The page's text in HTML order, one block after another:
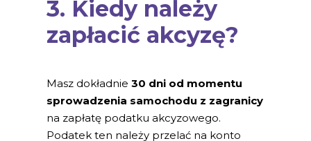
3. Kiedy należy
zapłacić akcyzę?
Masz dokładnie 30 dni od momentu
sprowadzenia samochodu z zagranicy
na zapłatę podatku akcyzowego.
Podatek ten należy przelać na konto